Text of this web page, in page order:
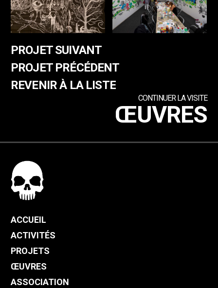
PROJET SUIVANT
PROJET PRÉCÉDENT
REVENIR À LA LISTE
CONTINUER LA VISITE
ŒUVRES
ACCUEIL
ACTIVITÉS
PROJETS
ŒUVRES
ASSOCIATION